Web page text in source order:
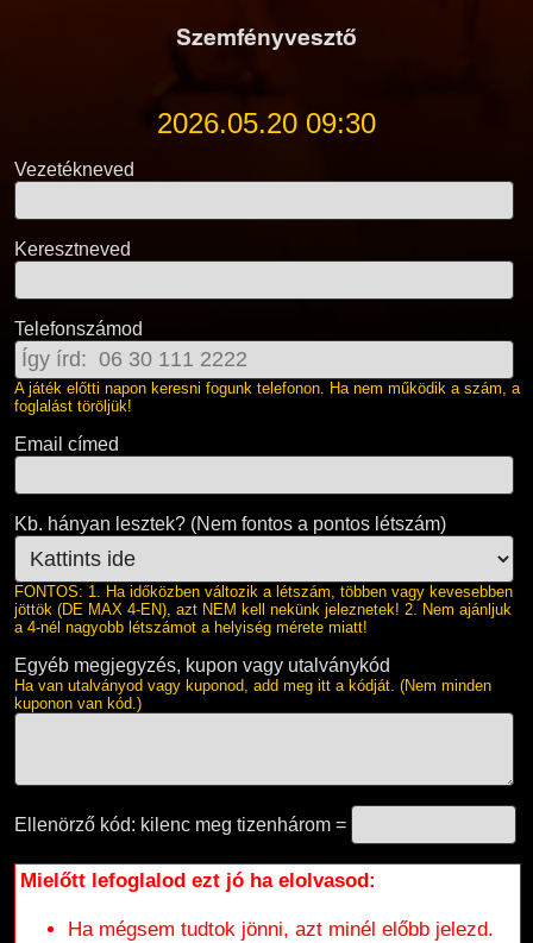
Szemfényvesztő
2026.05.20 09:30
Vezetékneved
Keresztneved
Telefonszámod
A játék előtti napon keresni fogunk telefonon. Ha nem működik a szám, a
foglalást töröljük!
Email címed
Kb. hányan lesztek? (Nem fontos a pontos létszám)
FONTOS: 1. Ha időközben változik a létszám, többen vagy kevesebben
jöttök (DE MAX 4-EN), azt NEM kell nekünk jeleznetek! 2. Nem ajánljuk
a 4-nél nagyobb létszámot a helyiség mérete miatt!
Egyéb megjegyzés, kupon vagy utalványkód
Ha van utalványod vagy kuponod, add meg itt a kódját. (Nem minden
kuponon van kód.)
Ellenörző kód: kilenc meg tizenhárom =
Mielőtt lefoglalod ezt jó ha elolvasod:
Ha mégsem tudtok jönni, azt minél előbb jelezd.